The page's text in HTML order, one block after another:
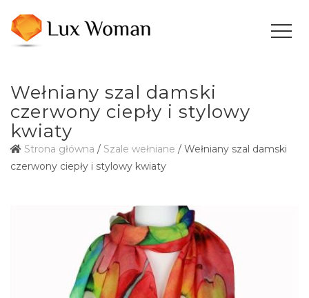
Wełniany szal damski
czerwony ciepły i stylowy
kwiaty
Strona główna / Szale wełniane / Wełniany szal damski
czerwony ciepły i stylowy kwiaty